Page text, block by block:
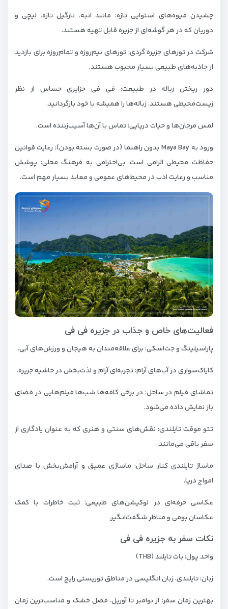
چشیدن میوه‌های استوایی تازه: مانند انبه، نارگیل تازه، لیچی و
دوریان که در هر گوشه‌ای از جزیره قابل تهیه هستند.
شرکت در تورهای جزیره‌ گردی: تورهای نیم‌روزه و تمام‌روزه برای بازدید
از جاذبه‌های طبیعی بسیار محبوب هستند.
دور ریختن زباله در طبیعت: فی فی جزایری حساس از نظر
زیست‌محیطی هستند. زباله‌ها را همیشه با خود بازگردانید.
لمس مرجان‌ها و حیات دریایی: تماس با آن‌ها آسیب‌زننده است.
ورود به Maya Bay بدون راهنما (در صورت بسته بودن): رعایت قوانین
حفاظت محیطی الزامی است. بی‌احترامی به فرهنگ محلی: پوشش
مناسب و رعایت ادب در محیط‌های عمومی و معابد بسیار مهم است.
فعالیت‌های خاص و جذاب در جزیره فی فی
پاراسیلینگ و جت‌اسکی: برای علاقه‌مندان به هیجان و ورزش‌های آبی.
کایاک‌سواری در آب‌های آرام: تجربه‌ای آرام و لذت‌بخش در حاشیه جزیره.
تماشای فیلم در ساحل: در برخی کافه‌ها شب‌ها فیلم‌هایی در فضای
باز نمایش داده می‌شود.
تتو موقت تایلندی: نقش‌های سنتی و هنری که به عنوان یادگاری از
سفر باقی می‌مانند.
ماساژ تایلندی کنار ساحل: ماساژی عمیق و آرامش‌بخش با صدای
امواج دریا.
عکاسی حرفه‌ای در لوکیشن‌های طبیعی: ثبت خاطرات با کمک
عکاسان بومی و مناظر شگفت‌انگیز.
نکات سفر به جزیره فی فی
واحد پول: بات تایلند (THB)
زبان: تایلندی. زبان انگلیسی در مناطق توریستی رایج است.
بهترین زمان سفر: از نوامبر تا آوریل، فصل خشک و مناسب‌ترین زمان